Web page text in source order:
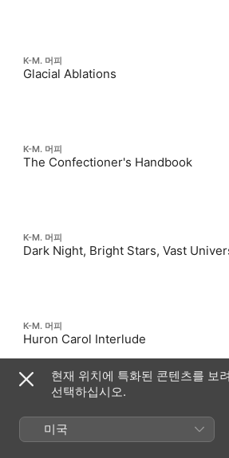
K-M. 머피
Glacial Ablations
K-M. 머피
The Confectioner's Handbook
K-M. 머피
Dark Night, Bright Stars, Vast
K-M. 머피
Huron Carol Interlude
현재 위치에 특화된 콘텐츠를 보
선택하십시오.
미국